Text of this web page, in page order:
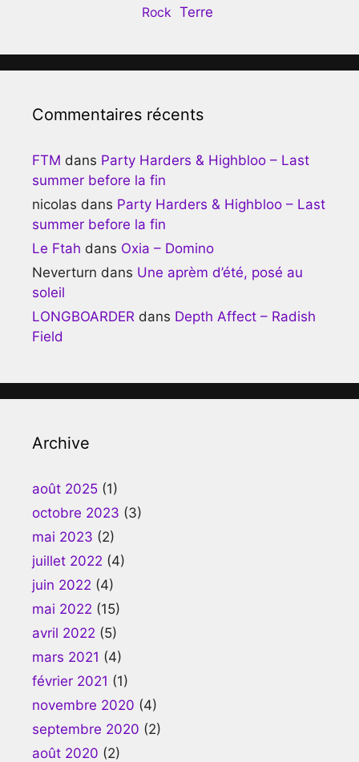
Rock Terre
Commentaires récents
FTM dans Party Harders & Highbloo – Last
summer before la fin
nicolas dans Party Harders & Highbloo – Last
summer before la fin
Le Ftah dans Oxia – Domino
Neverturn dans Une aprèm d’été, posé au
soleil
LONGBOARDER dans Depth Affect – Radish
Field
Archive
août 2025 (1)
octobre 2023 (3)
mai 2023 (2)
juillet 2022 (4)
juin 2022 (4)
mai 2022 (15)
avril 2022 (5)
mars 2021 (4)
février 2021 (1)
novembre 2020 (4)
septembre 2020 (2)
août 2020 (2)